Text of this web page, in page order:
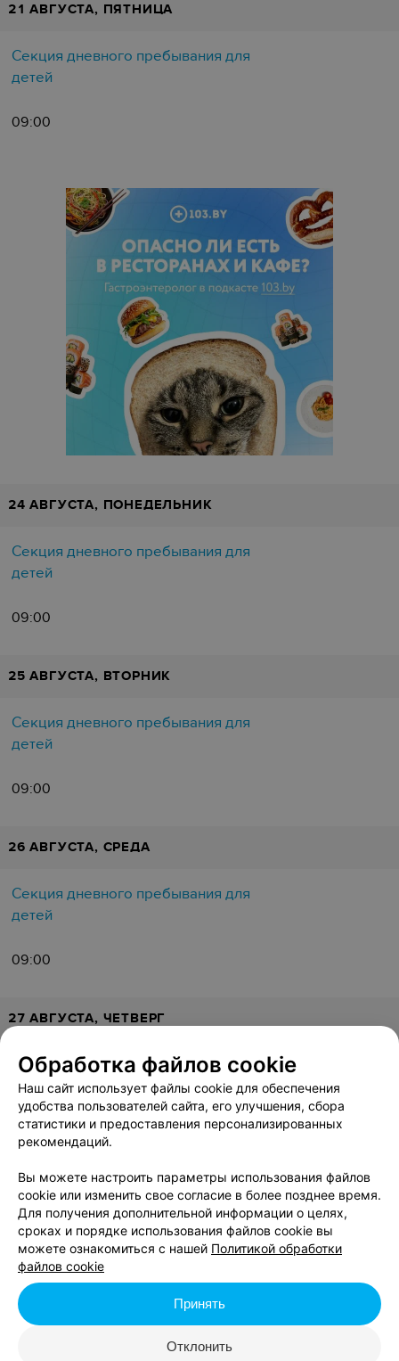
21 АВГУСТА, ПЯТНИЦА
Секция дневного пребывания для
детей
09:00
24 АВГУСТА, ПОНЕДЕЛЬНИК
Секция дневного пребывания для
детей
09:00
25 АВГУСТА, ВТОРНИК
Секция дневного пребывания для
детей
09:00
26 АВГУСТА, СРЕДА
Секция дневного пребывания для
детей
09:00
27 АВГУСТА, ЧЕТВЕРГ
Секция дневного пребывания для
детей
09:00
28 АВГУСТА, ПЯТНИЦА
Секция дневного пребывания для
детей
09:00
Обработка файлов cookie
Наш сайт использует файлы cookie для обеспечения
удобства пользователей сайта, его улучшения, сбора
статистики и предоставления персонализированных
рекомендаций.
Вы можете настроить параметры использования файлов
cookie или изменить свое согласие в более позднее время.
Для получения дополнительной информации о целях,
сроках и порядке использования файлов cookie вы
можете ознакомиться с нашей Политикой обработки
файлов cookie
Отклонить
Принять